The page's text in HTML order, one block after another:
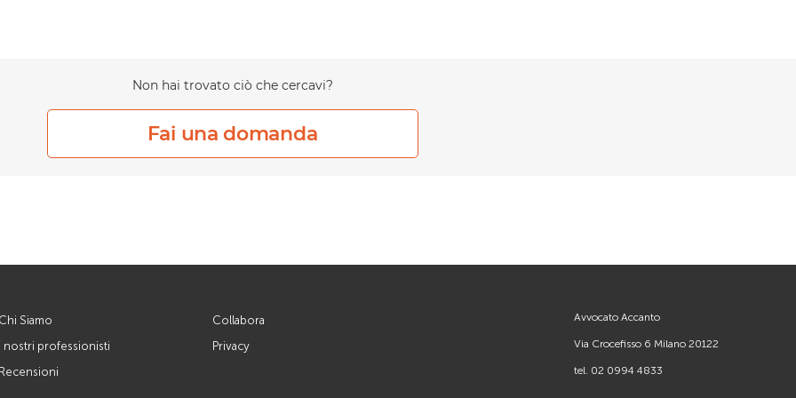
Non hai trovato ciò che cercavi?
Fai una domanda
Chi Siamo
I nostri professionisti
Recensioni
Collabora
Privacy
Avvocato Accanto
Via Crocefisso 6 Milano 20122
tel. 02 0994 4833